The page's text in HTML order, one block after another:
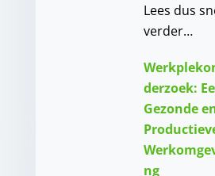
Lees dus
verder…
derzoek:
Gezonde
ng